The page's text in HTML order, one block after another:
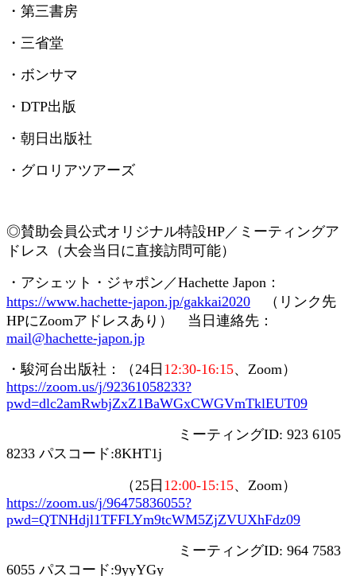
・第三書房
・三省堂
・ボンサマ
・ DTP出版
・朝日出版社
・グロリアツアーズ
◎賛助会員公式オリジナル特設HP／ミーティングア
ドレス（大会当日に直接訪問可能）
・アシェット・ジャポン／Hachette Japon ：
https://www.hachette-japon.jp/gakkai2020 （リンク先
HPにZoomアドレスあり） 当日連絡先：
mail@hachette-japon.jp
・駿河台出版社：（24 日 12:30-16:15、 Zoom）
https://zoom.us/j/92361058233?
pwd=dlc2amRwbjZxZ1BaWGxCWGVmTklEUT09
ミーティングID: 923 6105
8233 パスコード:8KHT1j
（25 日 12:00-15:15、 Zoom）
https://zoom.us/j/96475836055?
pwd=QTNHdjl1TFFLYm9tcWM5ZjZVUXhFdz09
ミーティングID: 964 7583
6055 パスコード:9yyYGy